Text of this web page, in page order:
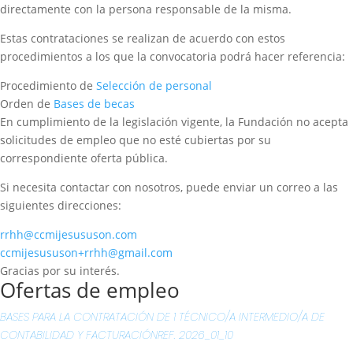
directamente con la persona responsable de la misma.
Estas contrataciones se realizan de acuerdo con estos
procedimientos a los que la convocatoria podrá hacer referencia:
Procedimiento de Selección de personal
Orden de Bases de becas
En cumplimiento de la legislación vigente, la Fundación no acepta
solicitudes de empleo que no esté cubiertas por su
correspondiente oferta pública.
Si necesita contactar con nosotros, puede enviar un correo a las
siguientes direcciones:
rrhh@ccmijesususon.com
ccmijesususon+rrhh@gmail.com
Gracias por su interés.
Ofertas de empleo
BASES PARA LA CONTRATACIÓN DE 1 TÉCNICO/A INTERMEDIO/A DE
CONTABILIDAD Y FACTURACIÓNREF. 2026_01_10